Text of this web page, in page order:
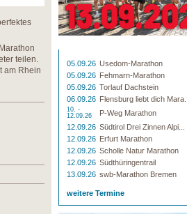
teilen.
am Rhein
05.09.26 Usedom-Marathon
05.09.26 Fehmarn-Marathon
05.09.26 Torlauf Dachstein
06.09.26 Flensburg liebt dich Mara...
10. -
12.09.26
P-Weg Marathon
12.09.26 Südtirol Drei Zinnen Alpi...
12.09.26 Erfurt Marathon
12.09.26 Scholle Natur Marathon
12.09.26 Südthüringentrail
13.09.26 swb-Marathon Bremen
weitere Termine